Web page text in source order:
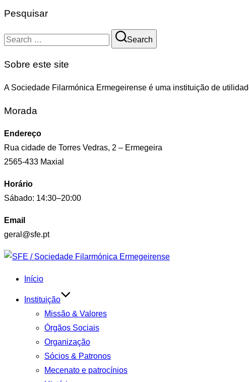
Pesquisar
Search
Search
Sobre este site
A Sociedade Filarmónica Ermegeirense é uma instituição de
Morada
Endereço
Rua cidade de Torres Vedras, 2 – Ermegeira
2565-433 Maxial
Horário
Sábado: 14:30–20:00
Email
geral@sfe.pt
Skip
content
Início
Instituição
Missão & Valores
Órgãos Sociais
Organização
Sócios & Patronos
Mecenato e patrocínios